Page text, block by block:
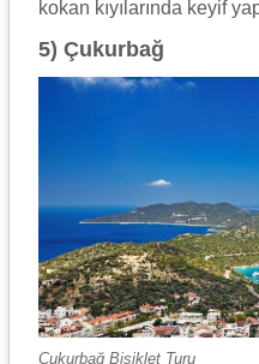
kokan kıyılarında keyif
5) Çukurbağ
Çukurbağ Bisiklet Turu